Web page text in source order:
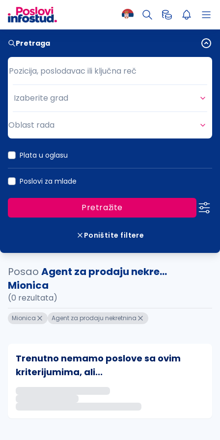
Pretraga
Pozicija, poslodavac ili ključna reč
Pozicija, poslodavac ili ključna reč
Grad
Izaberite grad
Oblast rada
Plata u oglasu
Poslovi za mlade
Pretražite
Poništite filtere
Posao Agent za prodaju nekre...
Mionica
(0 rezultata)
Mionica Agent za prodaju nekretnina
Trenutno nemamo poslove sa ovim
kriterijumima, ali...